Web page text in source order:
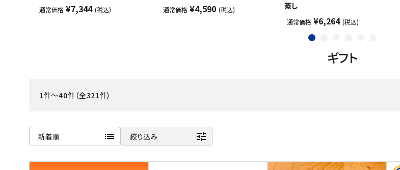
ギフト
ご利用ガイド
通常価格 ¥7,344 (税込) 通常価格 ¥4,590 (税込)
蒸し
通常価格 ¥6,264 (税込)
ギフト
1件～40件（全321件）
新着順 list 絞り込み tune